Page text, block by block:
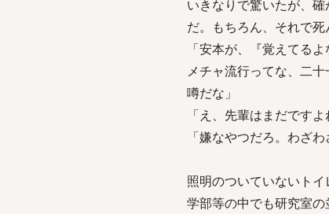
いきなりで驚いたが、
だ。もちろん、それで死
「安本が、『覚えてる
メチャ流行ってな、二
噂だな」
「え、先輩はまだですよ
「嫌なやつだろ。わざ
照明のついていないトイ
学部等の中でも研究室の